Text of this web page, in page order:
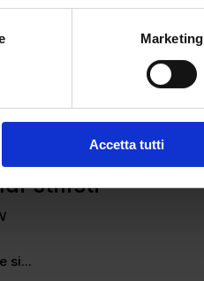
Marketing
Accetta tutti
stilisti
si...